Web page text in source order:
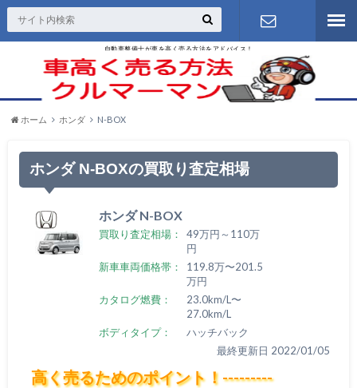
自動車整備士が車を高く売る方法をアドバイス！
お問い合わ
せ
ホーム ホンダ N-BOX
ホンダ N-BOXの買取り査定相場
ホンダ N-BOX
買取り査定相場：
49万円～110万
円
新車車両価格帯：
119.8万〜201.5
万円
カタログ燃費：
23.0km/L〜
27.0km/L
ボディタイプ：
ハッチバック
最終更新日 2022/01/05
高く売るためのポイント！---------